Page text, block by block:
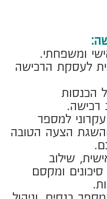
במחזור המשכנתא
בנקים:
ראשונית לקבלת משכנתא
עם חיווי אשראי לא
בעבודה איתנו:
בשיווק, מכירות ותיווך דירות
לתת לכם את המענה בייעוץ
לכם בכל ההיבטים הנדל"נים
מנת לבצע את תהליך
קלה וחלקה ובעיקר לחסוך
סביב ביצוע עסקת רכישת
המותאם ללקוחות.
נפשי שעשיתם את הצעד